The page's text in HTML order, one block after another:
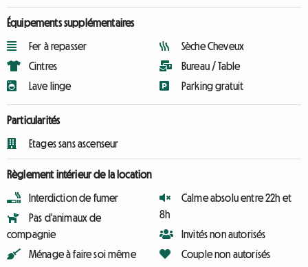
Équipements supplémentaires
Fer à repasser
Cintres
Lave linge
Sèche Cheveux
Bureau / Table
Parking gratuit
Particularités
Etages sans ascenseur
Règlement intérieur de la location
Interdiction de fumer
Pas d'animaux de
compagnie
Ménage à faire soi même
Calme absolu entre 22h et
8h
Invités non autorisés
Couple non autorisés